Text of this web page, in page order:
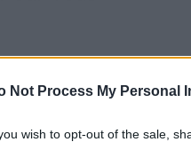
Not Process My Personal
wish to opt-out of the sale,